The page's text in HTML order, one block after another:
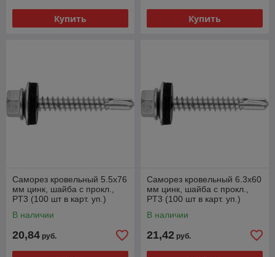
Купить Купить
Саморез кровельный 5.5х76
мм цинк, шайба с прокл.,
PT3 (100 шт в карт. уп.)
В наличии
20,84 руб.
Саморез кровельный 6.3х60
мм цинк, шайба с прокл.,
PT3 (100 шт в карт. уп.)
В наличии
21,42 руб.